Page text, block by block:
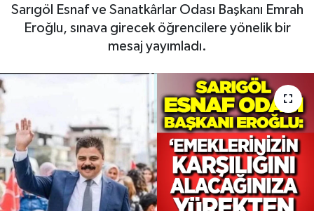
Sarıgöl Esnaf ve Sanatkârlar Odası Başkanı Emrah
Eroğlu, sınava girecek öğrencilere yönelik bir
mesaj yayımladı.
RESMİ İLAN
RESMİ İLAN
Çevre
Dünya
İletişim